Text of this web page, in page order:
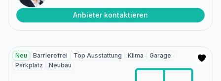
Anbieter kontaktieren
Neu Barrierefrei Top Ausstattung Klima
Garage
Parkplatz
Neubau